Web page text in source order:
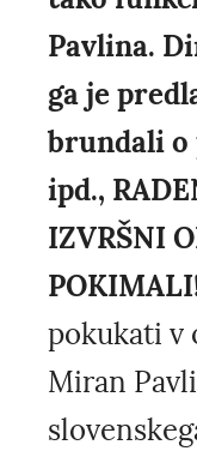
Pavlina.
ga je
brundali
ipd.,
IZVRŠNI
pokukati v
Miran